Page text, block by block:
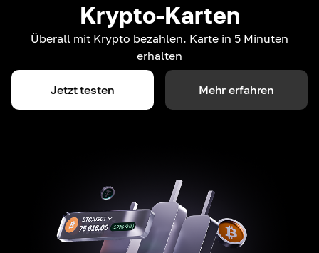
Krypto-Karten
Überall mit Krypto bezahlen. Karte in 5 Minuten
erhalten
Jetzt testen Mehr erfahren